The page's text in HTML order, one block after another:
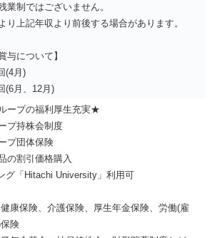
業制ではございません。
り上記年収より前後する場合があります。
与について】
(4月)
(6月、12月)
ープの福利厚生充実★
プ持株会制度
プ団体保険
の割引価格購入
グ「Hitachi University」利用可
康保険、介護保険、厚生年金保険、労働(雇
険